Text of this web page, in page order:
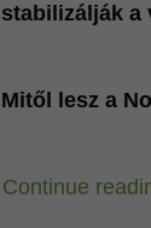
stabilizálják a
Mitől lesz a
Continue